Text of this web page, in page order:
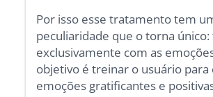
Por isso esse tratamento tem
peculiaridade que o torna
exclusivamente com as
objetivo é treinar o usuário para
emoções gratificantes e